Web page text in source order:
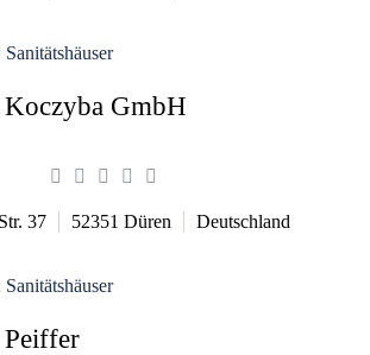
Sanitätshäuser
Koczyba GmbH
37 52351 Düren Deutschland
Sanitätshäuser
Peiffer